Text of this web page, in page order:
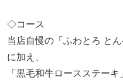
◇コース
当店自慢の「ふわとろ と
に加え、
「黒毛和牛ロースステー